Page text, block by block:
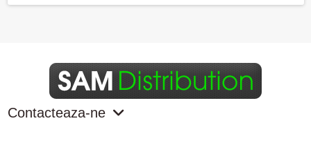
Contacteaza-ne